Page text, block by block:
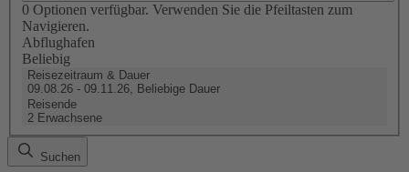
0 Optionen verfügbar. Verwenden Sie die Pfeiltasten zum
Navigieren.
Abflughafen
Beliebig
Reisezeitraum & Dauer
09.08.26 - 09.11.26, Beliebige Dauer
Reisende
2 Erwachsene
Suchen